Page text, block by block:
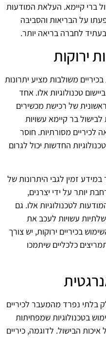
ברי קיימא. העלאת המודעות
על הבריאות והסביבה
בעתיד לחברה בריאה יותר.
ירוקות
משולבות מציע יתרונות
טכנולוגיות אלו. אחד
של רכישת מכשירים
בר קיימא עשויות
לכיריים מסורתיות. חוסר
החדשות יכול לגרום
זמין לגבי היתרונות של
יותר על ידי יצרנים,
לטכנולוגיות אלו. גם
עשויות לעכב את
בכיריים ירוקות, יש צורך
כלכליים שיתמכו
בלתי נפרד מהמעבר לכיריים
בטכנולוגיות שמפחיתות
הבישול. לדוגמה, כיריים